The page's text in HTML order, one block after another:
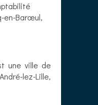
Barœul,
une ville de
lez-Lille,